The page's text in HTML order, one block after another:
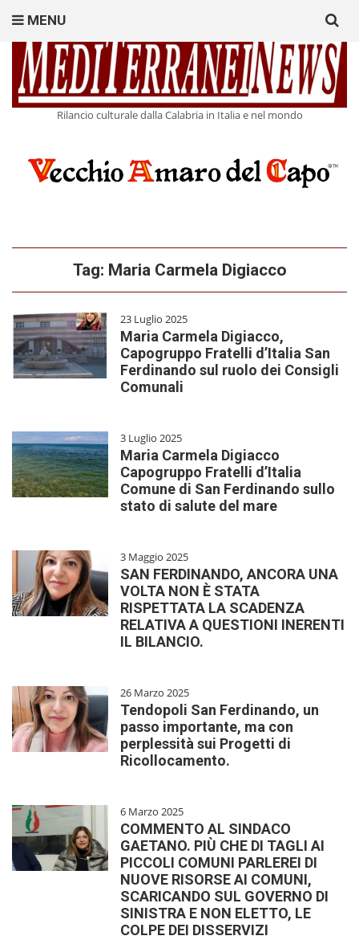
Rilancio culturale dalla Calabria in Italia e nel mondo
MENU
for:
Tag: Maria Carmela Digiacco
23 Luglio 2025
Maria Carmela Digiacco,
Capogruppo Fratelli d’Italia San
Ferdinando sul ruolo dei Consigli
Comunali
3 Luglio 2025
Maria Carmela Digiacco
Capogruppo Fratelli d’Italia
Comune di San Ferdinando sullo
stato di salute del mare
3 Maggio 2025
SAN FERDINANDO, ANCORA UNA
VOLTA NON È STATA
RISPETTATA LA SCADENZA
RELATIVA A QUESTIONI INERENTI
IL BILANCIO.
26 Marzo 2025
Tendopoli San Ferdinando, un
passo importante, ma con
perplessità sui Progetti di
Ricollocamento.
6 Marzo 2025
COMMENTO AL SINDACO
GAETANO. PIÙ CHE DI TAGLI AI
PICCOLI COMUNI PARLEREI DI
NUOVE RISORSE AI COMUNI,
SCARICANDO SUL GOVERNO DI
SINISTRA E NON ELETTO, LE
COLPE DEI DISSERVIZI